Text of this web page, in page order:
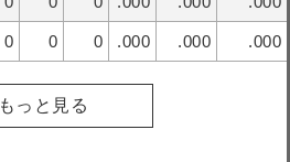
0 0 0 .000 .000 .000
もっと見る